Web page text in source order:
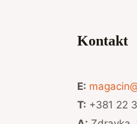
Kontakt
E:
T: +381 22